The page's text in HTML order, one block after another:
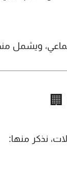
ويشمل
نذكر منها: